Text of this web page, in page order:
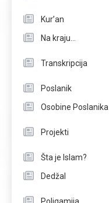
Kur’an
Na kraju…
Transkripcija
Poslanik
Osobine Poslanika
Projekti
Šta je Islam?
Dedžal